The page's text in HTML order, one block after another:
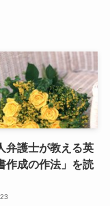
弁護士が教える英
作成の作法」を読